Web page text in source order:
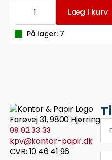
GRAFISK
REGNINGSBLOK
142X210MM
antal
Læg i kurv
På lager: 7
Farøvej 31, 9800 Hjørring
98 92 33 33
kpv@kontor-papir.dk
CVR: 10 46 41 96